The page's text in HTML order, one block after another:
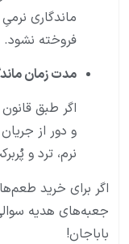
ماندگاری
فروخته نشود.
مدت زمان
اگر طبق
و دور از
نرم، ترد و
اگر برای خرید
جعبه‌های هدیه
باباجان!